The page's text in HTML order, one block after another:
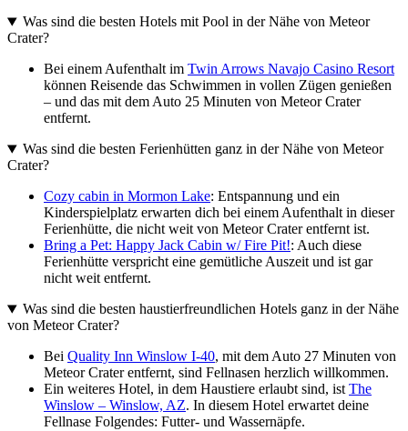
Was sind die besten Hotels mit Pool in der Nähe von Meteor
Crater?
Bei einem Aufenthalt im Twin Arrows Navajo Casino Resort
können Reisende das Schwimmen in vollen Zügen genießen
– und das mit dem Auto 25 Minuten von Meteor Crater
entfernt.
Was sind die besten Ferienhütten ganz in der Nähe von Meteor
Crater?
Cozy cabin in Mormon Lake: Entspannung und ein
Kinderspielplatz erwarten dich bei einem Aufenthalt in dieser
Ferienhütte, die nicht weit von Meteor Crater entfernt ist.
Bring a Pet: Happy Jack Cabin w/ Fire Pit!: Auch diese
Ferienhütte verspricht eine gemütliche Auszeit und ist gar
nicht weit entfernt.
Was sind die besten haustierfreundlichen Hotels ganz in der Nähe
von Meteor Crater?
Bei Quality Inn Winslow I-40, mit dem Auto 27 Minuten von
Meteor Crater entfernt, sind Fellnasen herzlich willkommen.
Ein weiteres Hotel, in dem Haustiere erlaubt sind, istThe
Winslow – Winslow, AZ. In diesem Hotel erwartet deine
Fellnase Folgendes: Futter- und Wassernäpfe.